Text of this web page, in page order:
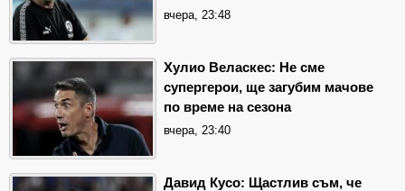
вчера, 23:48
Хулио Веласкес: Не сме
супергерои, ще загубим мачове
по време на сезона
вчера, 23:40
Давид Кусо: Щастлив съм, че